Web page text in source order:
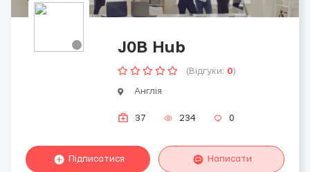
J0B Hub
(Відгуки: 0)
Англія
37 234 0
Підписатися Написати